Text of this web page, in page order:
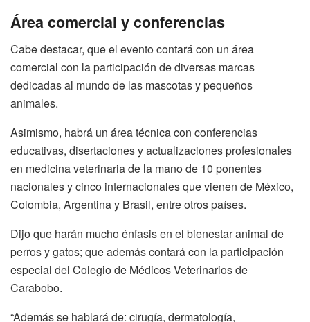
Área comercial y conferencias
Cabe destacar, que el evento contará con un área
comercial con la participación de diversas marcas
dedicadas al mundo de las mascotas y pequeños
animales.
Asimismo, habrá un área técnica con conferencias
educativas, disertaciones y actualizaciones profesionales
en medicina veterinaria de la mano de 10 ponentes
nacionales y cinco internacionales que vienen de México,
Colombia, Argentina y Brasil, entre otros países.
Dijo que harán mucho énfasis en el bienestar animal de
perros y gatos; que además contará con la participación
especial del Colegio de Médicos Veterinarios de
Carabobo.
“Además se hablará de: cirugía, dermatología,